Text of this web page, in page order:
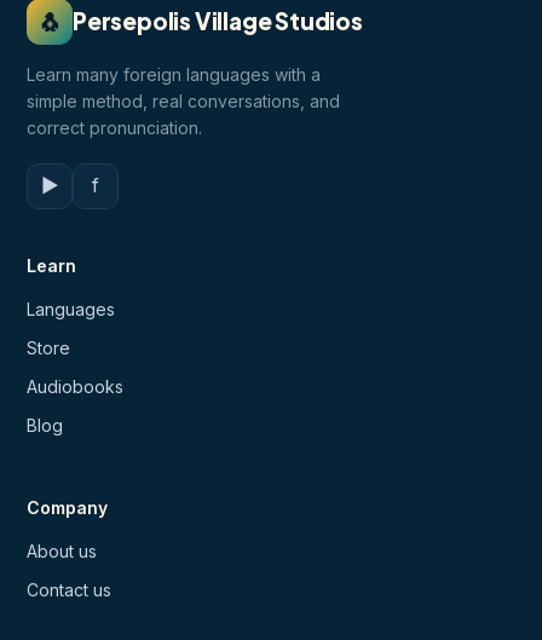
🐧 Persepolis Village Studios
Learn many foreign languages with a
simple method, real conversations, and
correct pronunciation.
▶ f
Learn
Languages
Store
Audiobooks
Blog
Company
About us
Contact us